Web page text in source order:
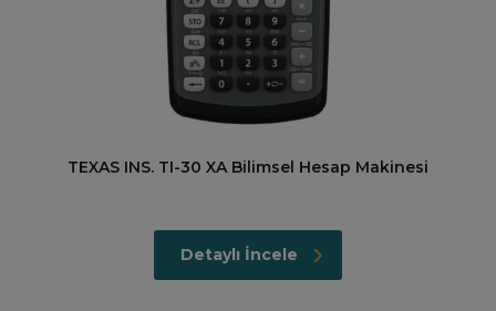
TEXAS INS. TI-30 XA Bilimsel Hesap Makinesi
Detaylı İncele